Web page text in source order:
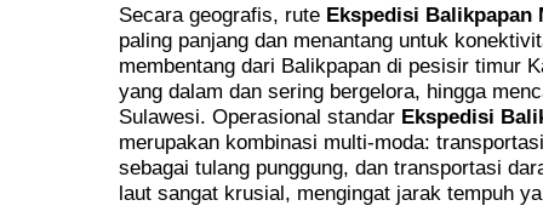
Secara geografis, rute Ekspedisi Balikpapan
paling panjang dan menantang untuk
membentang dari Balikpapan di pesisir timur
yang dalam dan sering bergelora, hingga
Sulawesi. Operasional standar Ekspedisi
merupakan kombinasi multi-moda:
sebagai tulang punggung, dan transportasi
laut sangat krusial, mengingat jarak tempuh